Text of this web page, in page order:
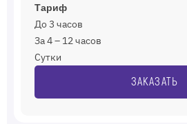
Тариф
До 3 часов
За 4 – 12 часов
Сутки
ЗАКАЗАТЬ